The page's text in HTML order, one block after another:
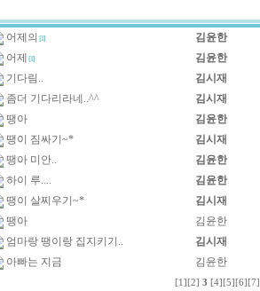
어제의 [1] 김윤한
어제 [1] 김윤한
기다림.. 김시재
좀더 기다리라네..^^ 김시재
땡아 김윤한
땡이 짐싸기~* 김시재
땡아 미안.. 김윤한
하이 루.... 김윤한
땡이 살찌우기~* 김시재
땡아 김윤한
엄마랑 땡이랑 집지키기.. 김시재
아빠는 지금 김윤한
[1] [2] 3 [4] [5] [6] [7]